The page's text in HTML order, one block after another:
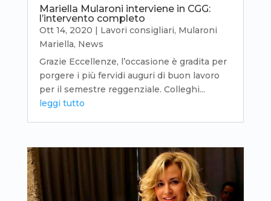
Mariella Mularoni interviene in CGG:
l’intervento completo
Ott 14, 2020 | Lavori consigliari, Mularoni
Mariella, News
Grazie Eccellenze, l’occasione è gradita per
porgere i più fervidi auguri di buon lavoro
per il semestre reggenziale. Colleghi...
leggi tutto